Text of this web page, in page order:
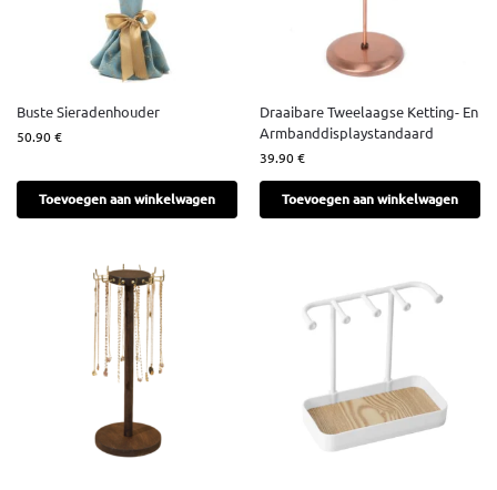
Buste Sieradenhouder
50.90€
Toevoegen aan winkelwagen
Draaibare Tweelaagse Ketting- En
Armbanddisplaystandaard
39.90€
Toevoegen aan winkelwagen